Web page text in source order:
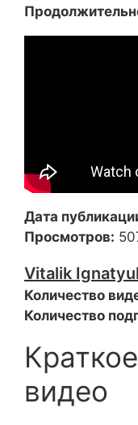
Дата
Просмотров:
Vitalik
Количество
Количество
видео